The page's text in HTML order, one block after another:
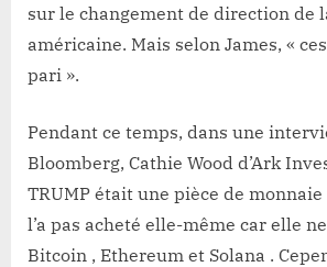
sur le changement de direction de
américaine. Mais selon James, «
pari ».
Pendant ce temps, dans une
Bloomberg, Cathie Wood d’Ark
TRUMP était une pièce de
l’a pas acheté elle-même car elle
Bitcoin , Ethereum et Solana .